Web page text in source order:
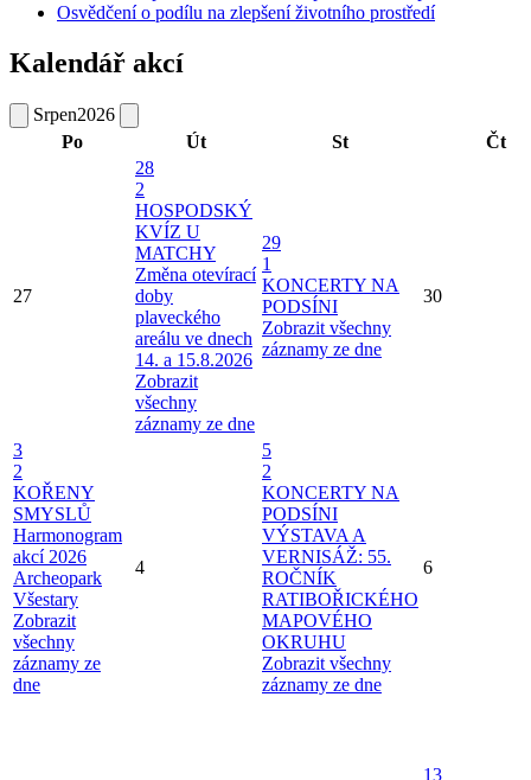
Osvědčení o podílu na zlepšení životního prostředí
Kalendář akcí
Srpen2026
Po
Út St Čt
27
28
2
HOSPODSKÝ
KVÍZ U
MATCHY
Změna otevírací
doby
plaveckého
areálu ve dnech
14. a 15.8.2026
Zobrazit
všechny
záznamy ze dne
29
1
KONCERTY NA
PODSÍNI
Zobrazit všechny
záznamy ze dne
30
3
2
KOŘENY
SMYSLŮ
Harmonogram
akcí 2026
Archeopark
Všestary
Zobrazit
všechny
záznamy ze
dne
4
5
2
KONCERTY NA
PODSÍNI
VÝSTAVA A
VERNISÁŽ: 55.
ROČNÍK
RATIBOŘICKÉHO
MAPOVÉHO
OKRUHU
Zobrazit všechny
záznamy ze dne
6
13